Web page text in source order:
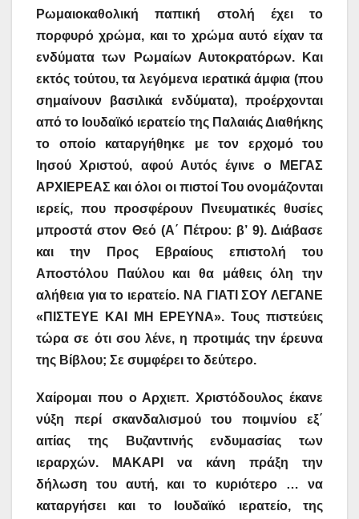
Ρωμαιοκαθολική παπική στολή έχει το
πορφυρό χρώμα, και το χρώμα αυτό είχαν τα
ενδύματα των Ρωμαίων Αυτοκρατόρων. Και
εκτός τούτου, τα λεγόμενα ιερατικά άμφια (που
σημαίνουν βασιλικά ενδύματα), προέρχονται
από το Ιουδαϊκό ιερατείο της Παλαιάς Διαθήκης
το οποίο καταργήθηκε με τον ερχομό του
Ιησού Χριστού, αφού Αυτός έγινε ο ΜΕΓΑΣ
ΑΡΧΙΕΡΕΑΣ και όλοι οι πιστοί Του ονομάζονται
ιερείς, που προσφέρουν Πνευματικές θυσίες
μπροστά στον Θεό (Α΄ Πέτρου: β’ 9). Διάβασε
και την Προς Εβραίους επιστολή του
Αποστόλου Παύλου και θα μάθεις όλη την
αλήθεια για το ιερατείο. ΝΑ ΓΙΑΤΙ ΣΟΥ ΛΕΓΑΝΕ
«ΠΙΣΤΕΥΕ ΚΑΙ ΜΗ ΕΡΕΥΝΑ». Τους πιστεύεις
τώρα σε ότι σου λένε, η προτιμάς την έρευνα
της Βίβλου; Σε συμφέρει το δεύτερο.
Χαίρομαι που ο Αρχιεπ. Χριστόδουλος έκανε
νύξη περί σκανδαλισμού του ποιμνίου εξ΄
αιτίας της Βυζαντινής ενδυμασίας των
ιεραρχών. ΜΑΚΑΡΙ να κάνη πράξη την
δήλωση του αυτή, και το κυριότερο … να
καταργήσει και το Ιουδαϊκό ιερατείο, της